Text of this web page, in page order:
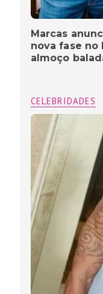
Marcas
nova fase no
almoço
CELEBRIDADES